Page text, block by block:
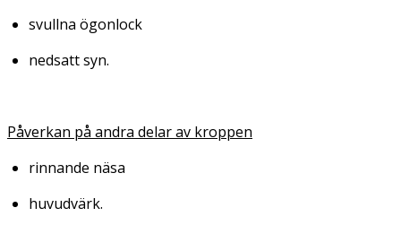
svullna ögonlock
nedsatt syn.
Påverkan på andra delar av kroppen
rinnande näsa
huvudvärk.